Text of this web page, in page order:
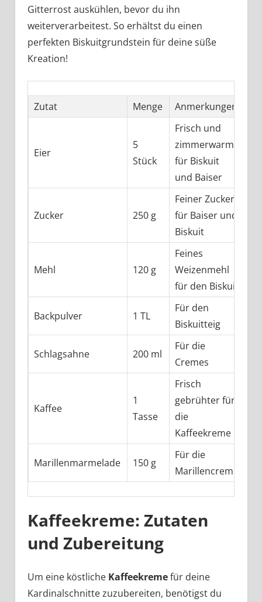
Gitterrost auskühlen, bevor du ihn
weiterverarbeitest. So erhältst du einen
perfekten Biskuitgrundstein für deine süße
Kreation!
Zutat Menge Anmerkungen
Eier
5
Stück
Frisch und
zimmerwarm
für Biskuit
und Baiser
Zucker 250 g
Feiner Zucker
für Baiser und
Biskuit
Mehl 120 g
Feines
Weizenmehl
für den Biskuit
Backpulver 1 TL
Für den
Biskuitteig
Schlagsahne 200 ml
Für die
Cremes
Kaffee
1
Tasse
Frisch
gebrühter für
die
Kaffeekreme
Marillenmarmelade 150 g
Für die
Marillencreme
Kaffeekreme: Zutaten
und Zubereitung
Um eine köstliche Kaffeekremefür deine
Kardinalschnitte zuzubereiten, benötigst du